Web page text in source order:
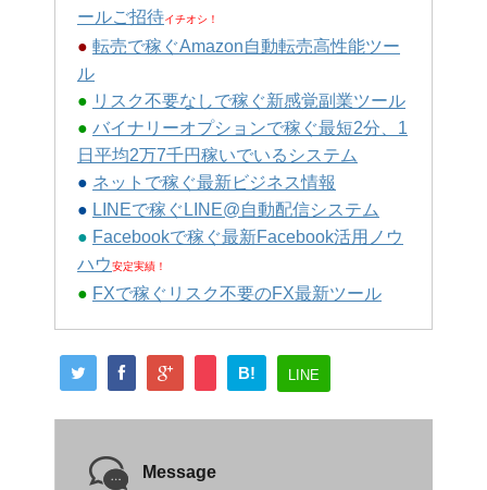
ールご招待イチオシ！
● 転売で稼ぐAmazon自動転売高性能ツー
ル
● リスク不要なしで稼ぐ新感覚副業ツール
● バイナリーオプションで稼ぐ最短2分、1
日平均2万7千円稼いでいるシステム
● ネットで稼ぐ最新ビジネス情報
● LINEで稼ぐLINE@自動配信システム
● Facebookで稼ぐ最新Facebook活用ノウ
ハウ安定実績！
● FXで稼ぐリスク不要のFX最新ツール
B! LINE
Message